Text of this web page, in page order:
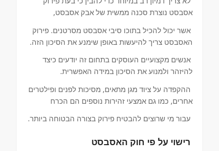
אסבסט נוצרת סכנה ממשית של אבק אסבסט,
אשר יכול להכיל בתוכו סיבי אסבסט מסרטנים. פירוק
האסבסט צריך להיעשות באופן שימנע את הסיכון הזה.
אנשים מקצועיים העוסקים בתחום זה יודעים כיצד
להיזהר ולמנוע את הסיכון במידה האפשרית.
ההקפדה על ציוד מגן מתאים, מסיכות לפנים ופילטרים
אחרים, כמו גם אמצעי זהירות נוספים הם הכרח
עבור מי שרוצים להבטיח פירוק בצורה הבטוחה ביותר.
רישוי על פי חוק האסבסט